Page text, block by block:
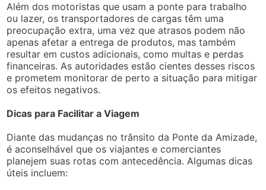
Além dos motoristas que usam a ponte para trabalho
ou lazer, os transportadores de cargas têm uma
preocupação extra, uma vez que atrasos podem não
apenas afetar a entrega de produtos, mas também
resultar em custos adicionais, como multas e perdas
financeiras. As autoridades estão cientes desses riscos
e prometem monitorar de perto a situação para mitigar
os efeitos negativos.
Dicas para Facilitar a Viagem
Diante das mudanças no trânsito da Ponte da Amizade,
é aconselhável que os viajantes e comerciantes
planejem suas rotas com antecedência. Algumas dicas
úteis incluem: